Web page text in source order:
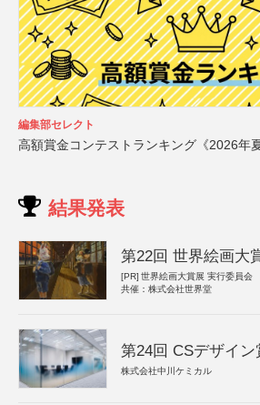
編集部セレクト
高額賞金コンテストランキング《2026年夏
結果発表
第22回 世界絵画大
[PR] 世界絵画大賞展 実行委員会
共催：株式会社世界堂
第24回 CSデザイン
株式会社中川ケミカル